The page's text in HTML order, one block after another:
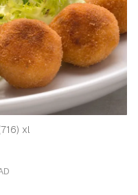
xl